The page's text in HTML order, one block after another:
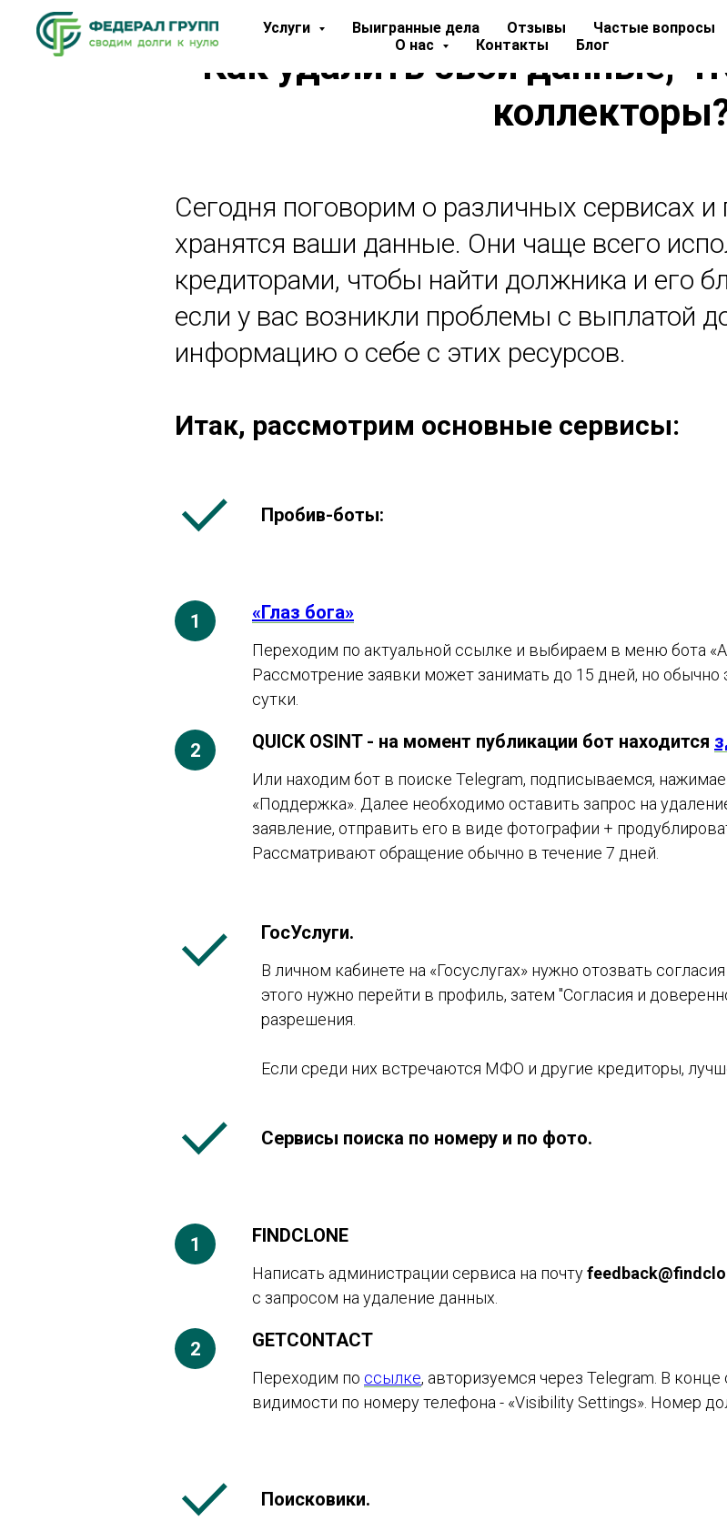
Услуги Выигранные дела Отзывы
Частые вопросы
О нас
Контакты Блог
Как удалить свои данные,
Сегодня поговорим о различных сервисах
хранятся ваши данные. Они чаще всего
кредиторами, чтобы найти должника и его
если у вас возникли проблемы с выплатой
информацию о себе с этих ресурсов.
Итак, рассмотрим основные сервисы:
Пробив-боты:
«Глаз бога»
Переходим по актуальной ссылке и выбираем в меню бота
Рассмотрение заявки может занимать до 15 дней, но обычно
сутки.
QUICK OSINT - на момент публикации бот находится
Или находим бот в поиске Telegram, подписываемся,
«Поддержка». Далее необходимо оставить запрос на
заявление, отправить его в виде фотографии +
Рассматривают обращение обычно в течение 7 дней.
ГосУслуги.
В личном кабинете на «Госуслугах» нужно отозвать
этого нужно перейти в профиль, затем "Согласия и
разрешения.
Если среди них встречаются МФО и другие кредиторы,
Сервисы поиска по номеру и по фото.
FINDCLONE
Написать администрации сервиса на почту
с запросом на удаление данных.
GETCONTACT
Переходим по ссылке, авторизуемся через Telegram. В
видимости по номеру телефона - «Visibility Settings». Номер
Поисковики.